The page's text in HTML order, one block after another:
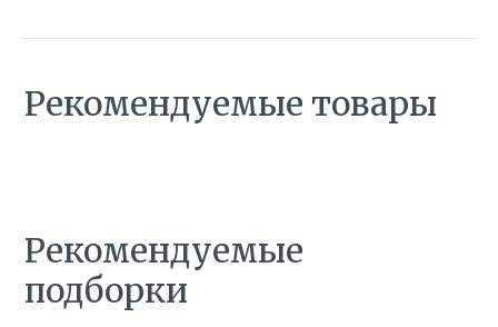
Рекомендуемые товары
Рекомендуемые
подборки